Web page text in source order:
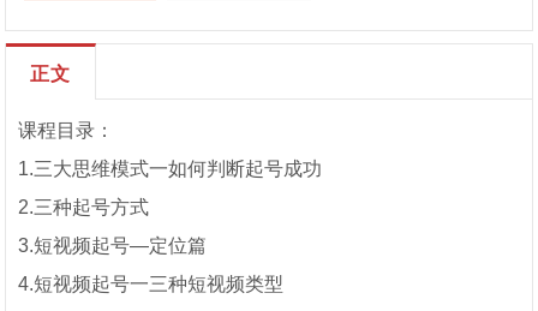
正文
课程目录：
1.三大思维模式一如何判断起号成功
2.三种起号方式
3.短视频起号—定位篇
4.短视频起号一三种短视频类型